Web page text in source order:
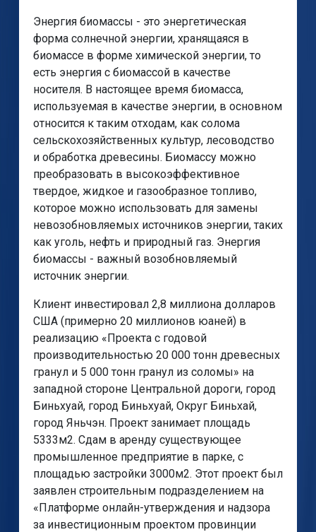
Энергия биомассы - это энергетическая
форма солнечной энергии, хранящаяся в
биомассе в форме химической энергии, то
есть энергия с биомассой в качестве
носителя. В настоящее время биомасса,
используемая в качестве энергии, в основном
относится к таким отходам, как солома
сельскохозяйственных культур, лесоводство
и обработка древесины. Биомассу можно
преобразовать в высокоэффективное
твердое, жидкое и газообразное топливо,
которое можно использовать для замены
невозобновляемых источников энергии, таких
как уголь, нефть и природный газ. Энергия
биомассы - важный возобновляемый
источник энергии.
Клиент инвестировал 2,8 миллиона долларов
США (примерно 20 миллионов юаней) в
реализацию «Проекта с годовой
производительностью 20 000 тонн древесных
гранул и 5 000 тонн гранул из соломы» на
западной стороне Центральной дороги, город
Биньхуай, город Биньхуай, Округ Биньхай,
город Яньчэн. Проект занимает площадь
5333м2. Сдам в аренду существующее
промышленное предприятие в парке, с
площадью застройки 3000м2. Этот проект был
заявлен строительным подразделением на
«Платформе онлайн-утверждения и надзора
за инвестиционным проектом провинции